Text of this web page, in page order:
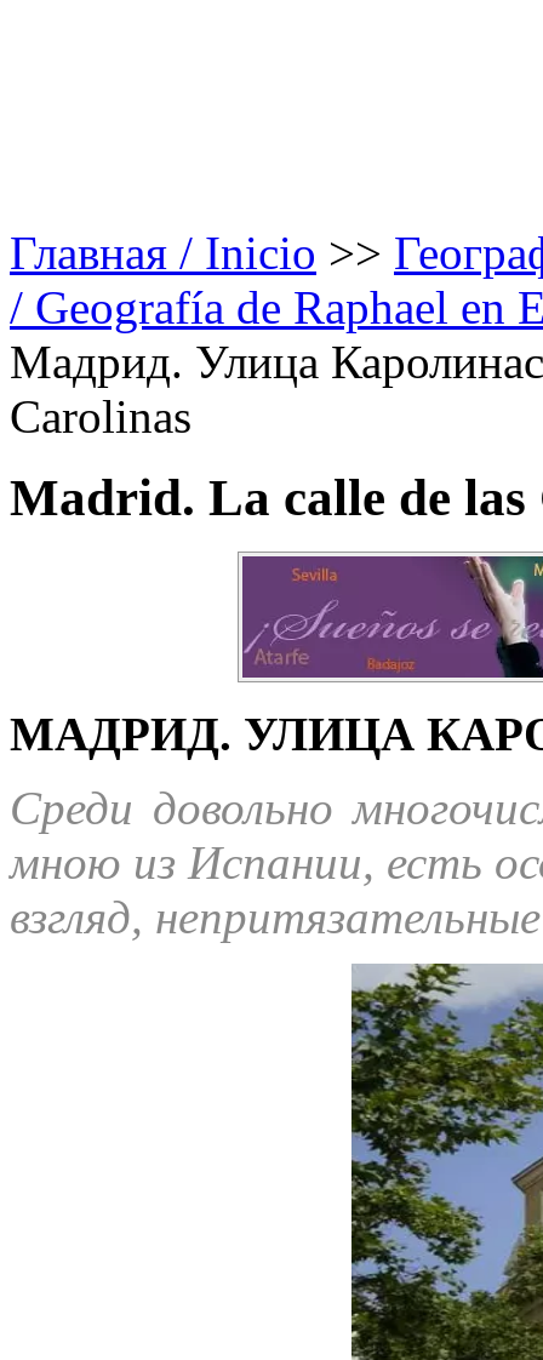
Главная / Inicio >>
/ Geografía de Raphael en
Мадрид. Улица
Carolinas
Madrid. La calle de las
МАДРИД. УЛИЦА
Среди довольно
мною из Испании, есть
взгляд,